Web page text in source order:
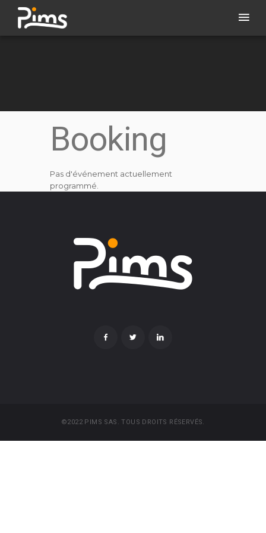
Booking
Pas d'événement actuellement
programmé.
©2022 PIMS SAS. TOUS DROITS RÉSERVÉS.